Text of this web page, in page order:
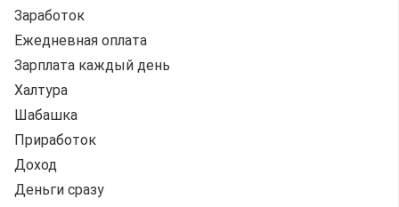
Заработок
Ежедневная оплата
Зарплата каждый день
Халтура
Шабашка
Приработок
Доход
Деньги сразу